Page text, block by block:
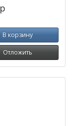
p
В корзину
Отложить